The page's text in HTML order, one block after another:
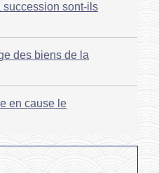
sont-ils
des biens de la
en cause le